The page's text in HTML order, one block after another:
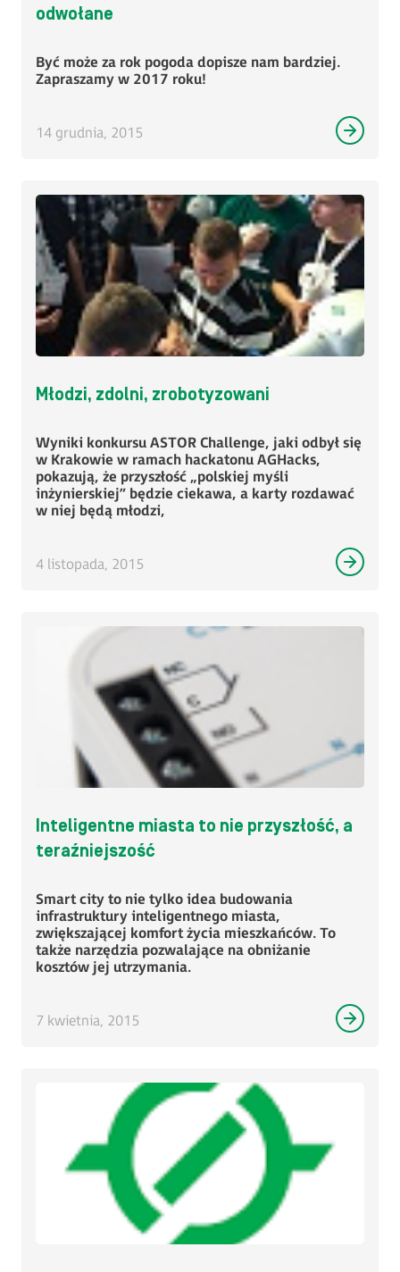
odwołane
Być może za rok pogoda dopisze nam bardziej.
Zapraszamy w 2017 roku!
14 grudnia, 2015
Młodzi, zdolni, zrobotyzowani
Wyniki konkursu ASTOR Challenge, jaki odbył się
w Krakowie w ramach hackatonu AGHacks,
pokazują, że przyszłość „polskiej myśli
inżynierskiej” będzie ciekawa, a karty rozdawać
w niej będą młodzi,
4 listopada, 2015
Inteligentne miasta to nie przyszłość, a
teraźniejszość
Smart city to nie tylko idea budowania
infrastruktury inteligentnego miasta,
zwiększającej komfort życia mieszkańców. To
także narzędzia pozwalające na obniżanie
kosztów jej utrzymania.
7 kwietnia, 2015